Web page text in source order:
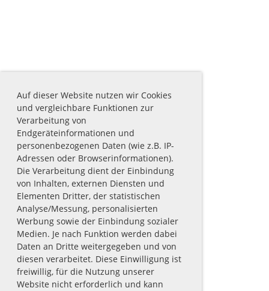
Auf dieser Website nutzen wir Cookies
und vergleichbare Funktionen zur
Verarbeitung von
Endgeräteinformationen und
personenbezogenen Daten (wie z.B. IP-
Adressen oder Browserinformationen).
Die Verarbeitung dient der Einbindung
von Inhalten, externen Diensten und
Elementen Dritter, der statistischen
Analyse/Messung, personalisierten
Werbung sowie der Einbindung sozialer
Medien. Je nach Funktion werden dabei
Daten an Dritte weitergegeben und von
diesen verarbeitet. Diese Einwilligung ist
freiwillig, für die Nutzung unserer
Website nicht erforderlich und kann